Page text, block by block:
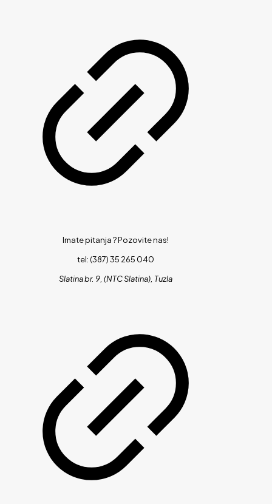
Imate pitanja ?Pozovite nas!
tel: (387) 35 265 040
Slatina br. 9, (NTC Slatina), Tuzla